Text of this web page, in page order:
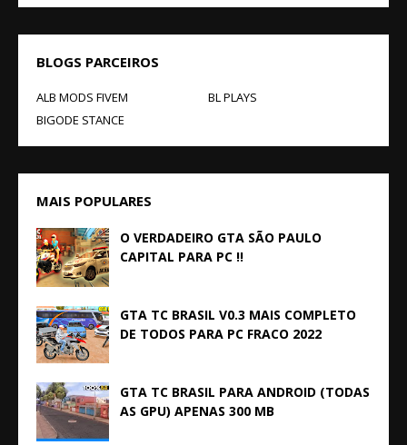
BLOGS PARCEIROS
ALB MODS FIVEM
BL PLAYS
BIGODE STANCE
MAIS POPULARES
O VERDADEIRO GTA SÃO PAULO
CAPITAL PARA PC !!
GTA TC BRASIL V0.3 MAIS COMPLETO
DE TODOS PARA PC FRACO 2022
GTA TC BRASIL PARA ANDROID (TODAS
AS GPU) APENAS 300 MB